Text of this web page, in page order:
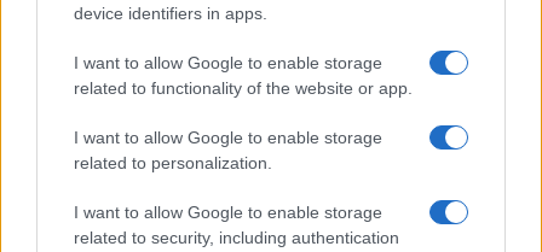
device identifiers in apps.
I want to allow Google to enable storage
related to functionality of the website or app.
I want to allow Google to enable storage
related to personalization.
I want to allow Google to enable storage
related to security, including authentication
Ακολουθείστε το iPaideia.gr στο Google News
TελευταίεςΕιδήσειςγια την Παιδεία και την εργασία
στοiPaideia.gr